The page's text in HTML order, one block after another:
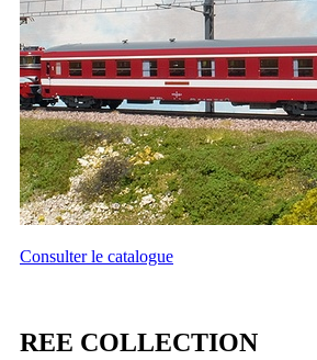
Consulter le catalogue
REE COLLECTION